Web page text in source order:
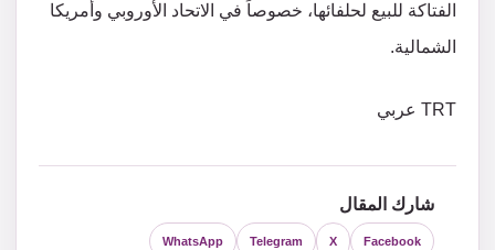
الفتاكة للبيع لحلفائها، خصوصاً في الاتحاد الأوروبي وأمريكا
الشمالية.
TRT عربي
شارك المقال
Facebook
X
Telegram
WhatsApp